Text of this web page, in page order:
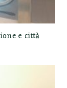
e città